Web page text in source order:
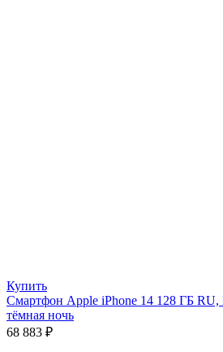
Купить
Смартфон Apple iPhone 14 128 ГБ RU,
тёмная ночь
68 883 ₽